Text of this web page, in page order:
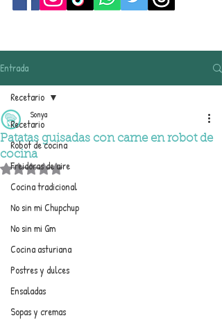
Entrada
Recetario
Robot de cocina
Freidoras de aire
Cocina tradicional
No sin mi Chupchup
No sin mi Gm
Cocina asturiana
Postres y dulces
Ensaladas
Sopas y cremas
Recetario
Patatas guisadas con carne en robot de
cocina
Sonya
Obtuvo NaN de 5 estrellas.